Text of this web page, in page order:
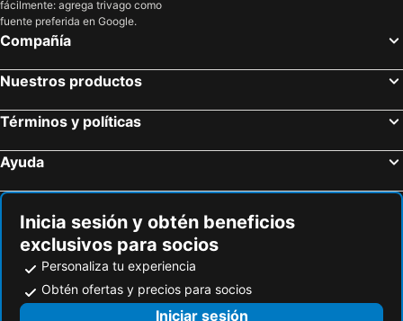
fácilmente: agrega trivago como
fuente preferida en Google.
Compañía
Nuestros productos
Términos y políticas
Ayuda
Inicia sesión y obtén beneficios
exclusivos para socios
Personaliza tu experiencia
Obtén ofertas y precios para socios
Iniciar sesión